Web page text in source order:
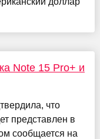
Note 15 Pro+ и
что
представлен в
сообщается на